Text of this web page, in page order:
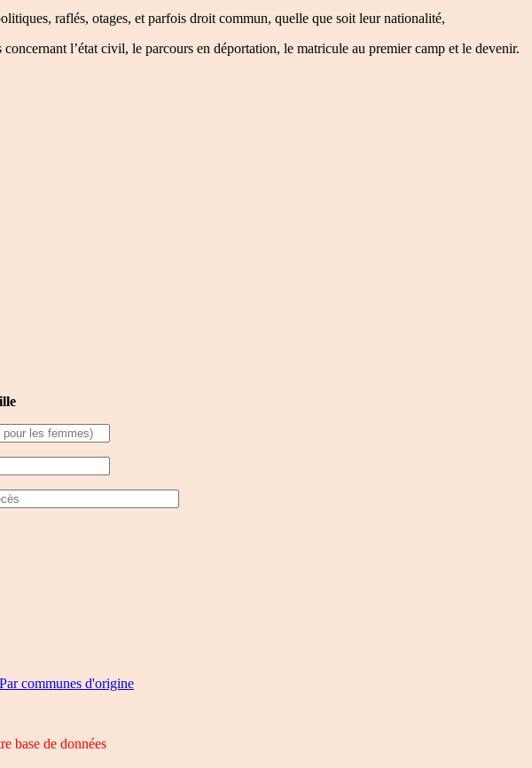
raflés, otages, et parfois droit commun, quelle que soit leur nationalité,
l’état civil, le parcours en déportation, le matricule au premier camp et le devenir.
Par communes d'origine
base de données